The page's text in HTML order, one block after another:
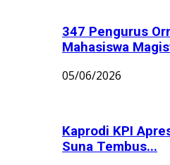
347 Pengurus
Mahasiswa
05/06/2026
Kaprodi KPI
Suna Tembus...